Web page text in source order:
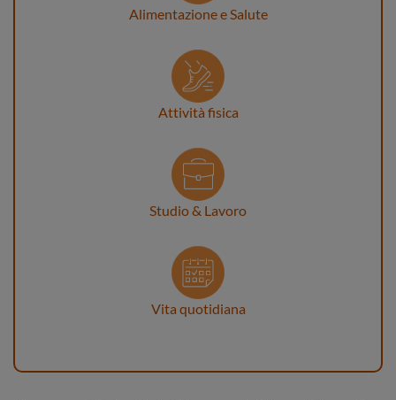
Alimentazione e Salute
Attività fisica
Studio & Lavoro
Vita quotidiana